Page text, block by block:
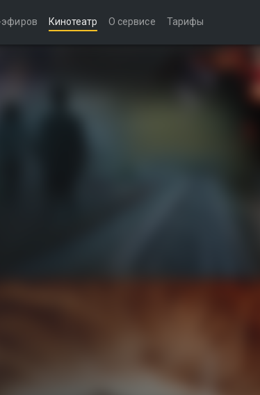
эфиров Кинотеатр О сервисе Тарифы